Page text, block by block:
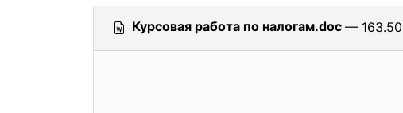
Курсовая работа по налогам.doc —